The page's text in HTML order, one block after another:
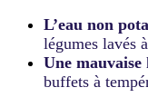
L’eau non
légumes lavés
Une
buffets à